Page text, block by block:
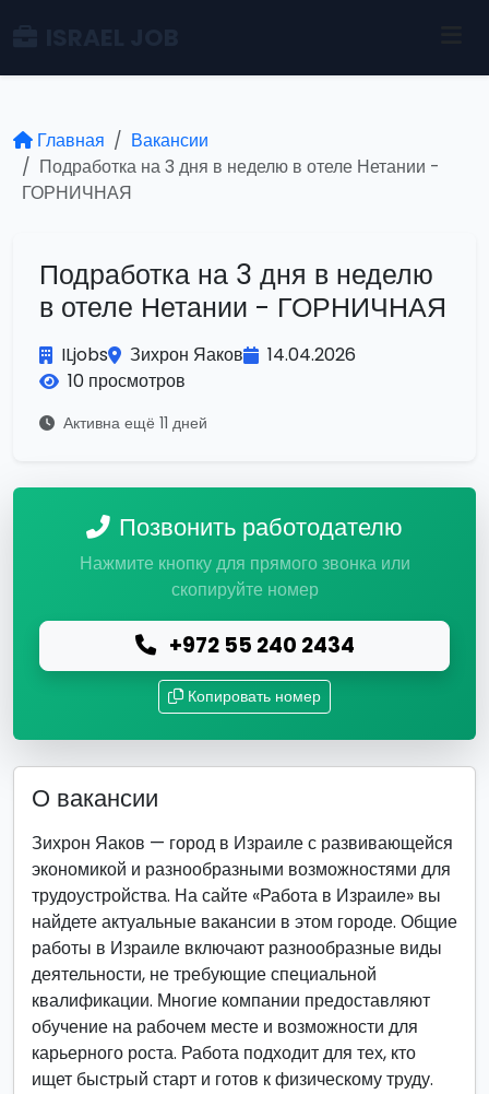
Главная
Вакансии
Подработка на 3 дня в неделю в отеле Нетании -
ГОРНИЧНАЯ
Подработка на 3 дня в неделю
в отеле Нетании - ГОРНИЧНАЯ
ILjobs Зихрон Яаков
14.04.2026
10 просмотров
Активна ещё 11 дней
Позвонить работодателю
Нажмите кнопку для прямого звонка или
скопируйте номер
+972 55 240 2434
Копировать номер
О вакансии
Зихрон Яаков — город в Израиле с развивающейся
экономикой и разнообразными возможностями для
трудоустройства. На сайте «Работа в Израиле» вы
найдете актуальные вакансии в этом городе. Общие
работы в Израиле включают разнообразные виды
деятельности, не требующие специальной
квалификации. Многие компании предоставляют
обучение на рабочем месте и возможности для
карьерного роста. Работа подходит для тех, кто
ищет быстрый старт и готов к физическому труду.